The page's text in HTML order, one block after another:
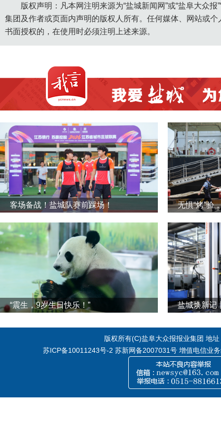
版权声明：凡本网注明来源为“盐城新闻网”或“盐阜大众
集团及作者或页面内声明的版权人所有。任何媒体、网站或
书面授权的，在使用时必须注明上述来源。
客场备战！盐城队赛前踩场！ 无惧“烤”验
“震生，9岁生日快乐！”
版权所有(C)盐阜大众报报业集团 地
苏ICP备10011243号-2 苏新网备2007031号 增值电信业